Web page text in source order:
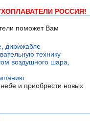
РОССИЯ!
поможет Вам
дирижабле
технику
воздушного шара,
и приобрести новых